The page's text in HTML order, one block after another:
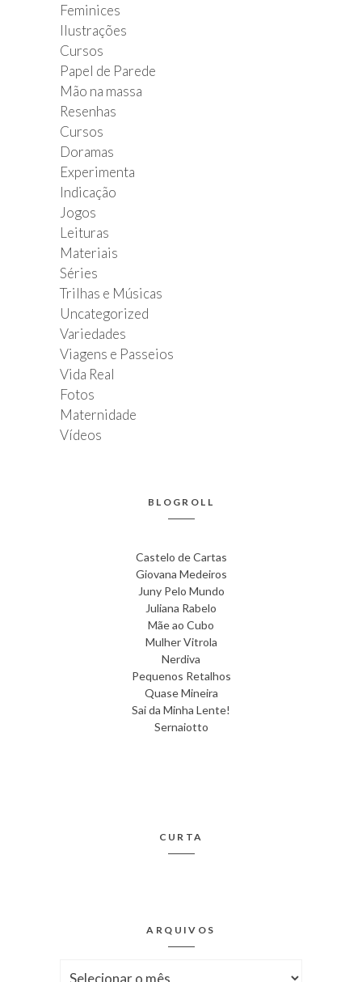
Feminices
Ilustrações
Cursos
Papel de Parede
Mão na massa
Resenhas
Cursos
Doramas
Experimenta
Indicação
Jogos
Leituras
Materiais
Séries
Trilhas e Músicas
Uncategorized
Variedades
Viagens e Passeios
Vida Real
Fotos
Maternidade
Vídeos
BLOGROLL
Castelo de Cartas
Giovana Medeiros
Juny Pelo Mundo
Juliana Rabelo
Mãe ao Cubo
Mulher Vitrola
Nerdiva
Pequenos Retalhos
Quase Mineira
Sai da Minha Lente!
Sernaiotto
CURTA
ARQUIVOS
Arquivos